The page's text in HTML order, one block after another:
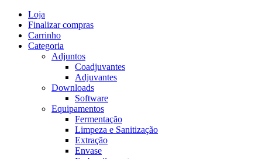
Skip
content
Loja
Finalizar compras
Carrinho
Categoria
Adjuntos
Coadjuvantes
Adjuvantes
Downloads
Software
Equipamentos
Fermentação
Limpeza e Sanitização
Extração
Envase